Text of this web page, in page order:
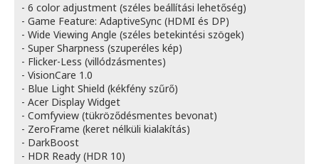
- 6 color adjustment (széles beállítási lehetőség)
- Game Feature: AdaptiveSync (HDMI és DP)
- Wide Viewing Angle (széles betekintési szögek)
- Super Sharpness (szuperéles kép)
- Flicker-Less (villódzásmentes)
- VisionCare 1.0
- Blue Light Shield (kékfény szűrő)
- Acer Display Widget
- Comfyview (tükröződésmentes bevonat)
- ZeroFrame (keret nélküli kialakítás)
- DarkBoost
- HDR Ready (HDR 10)